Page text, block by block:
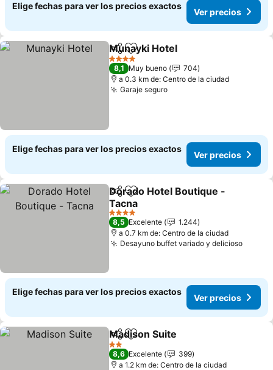
Elige fechas para ver los precios exactos
Ver precios
CompartirAgregar a favoritos
Munayki Hotel
4 Estrellas
8,1 Muy bueno
704
a 0.3 km de: Centro de la ciudad
Garaje seguroVer precios
Elige fechas para ver los precios exactos
Ver precios
CompartirAgregar a favoritos
Dorado Hotel Boutique -
Tacna
Ver precios
4 Estrellas
8,5 Excelente
1.244
a 0.7 km de: Centro de la ciudad
Desayuno buffet variado y deliciosoVer
Elige fechas para ver los precios exactos
Ver precios
CompartirAgregar a favoritos
Madison Suite
2 Estrellas
8,6 Excelente
399
a 1.2 km de: Centro de la ciudad